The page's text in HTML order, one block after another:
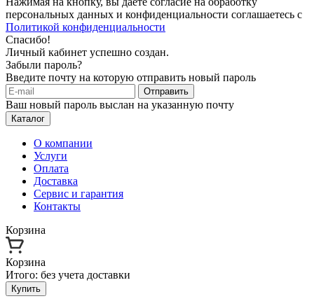
персональных данных и конфиденциальности соглашаетесь с
Политикой конфиденциальности
Спасибо!
Личный кабинет успешно создан.
Забыли пароль?
Введите почту на которую отправить новый пароль
Отправить
Ваш новый пароль выслан на указанную почту
Каталог
О компании
Услуги
Оплата
Доставка
Сервис и гарантия
Контакты
Корзина
Корзина
Итого: без учета доставки
Купить